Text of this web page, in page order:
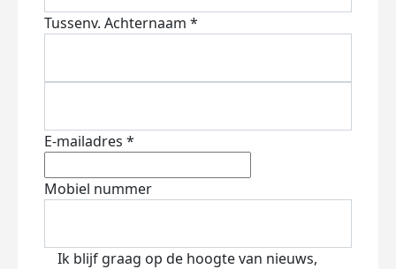
Tussenv. Achternaam *
E-mailadres *
Mobiel nummer
Ik blijf graag op de hoogte van nieuws,